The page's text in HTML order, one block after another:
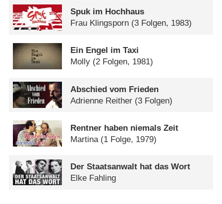
Spuk im Hochhaus
Frau Klingsporn (3 Folgen, 1983)
Ein Engel im Taxi
Molly (2 Folgen, 1981)
Abschied vom Frieden
Adrienne Reither (3 Folgen)
Rentner haben niemals Zeit
Martina (1 Folge, 1979)
Der Staatsanwalt hat das Wort
Elke Fahling